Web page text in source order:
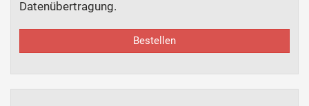
Datenübertragung.
Bestellen